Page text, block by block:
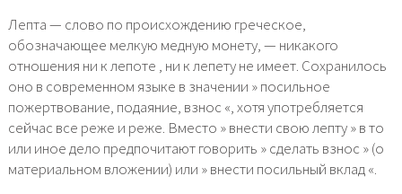
Лепта — слово по происхождению греческое,
обозначающее мелкую медную монету, — никакого
отношения ни к лепоте , ни к лепету не имеет. Сохранилось
оно в современном языке в значении » посильное
пожертвование, подаяние, взнос «, хотя употребляется
сейчас все реже и реже. Вместо » внести свою лепту » в то
или иное дело предпочитают говорить » сделать взнос » (о
материальном вложении) или » внести посильный вклад «.